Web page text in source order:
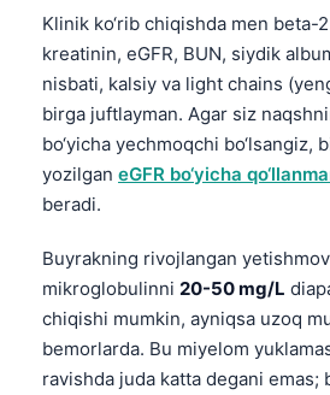
Klinik ko‘rib chiqishda men beta-
kreatinin, eGFR, BUN, siydik
nisbati, kalsiy va light chains
birga juftlayman. Agar siz
bo‘yicha yechmoqchi bo‘lsangiz,
yozilgan eGFR bo‘yicha
beradi.
Buyrakning rivojlangan
mikroglobulinni 20-50 mg/L
chiqishi mumkin, ayniqsa uzoq
bemorlarda. Bu miyelom
ravishda juda katta degani emas;